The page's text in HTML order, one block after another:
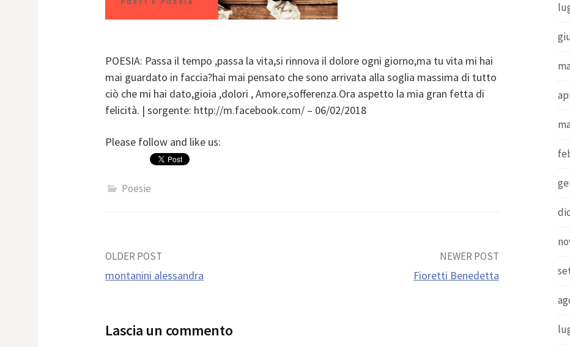
POESIA: Passa il tempo ,passa la vita,si rinnova il dolore ogni giorno,ma tu vita mi hai
mai guardato in faccia?hai mai pensato che sono arrivata alla soglia massima di tutto
ciò che mi hai dato,gioia ,dolori , Amore,sofferenza.Ora aspetto la mia gran fetta di
felicità. | sorgente: http://m.facebook.com/ – 06/02/2018
Please follow and like us:
Poesie
Post
OLDER POST
montanini alessandra
NEWER POST
Fioretti Benedetta
Lascia un commento